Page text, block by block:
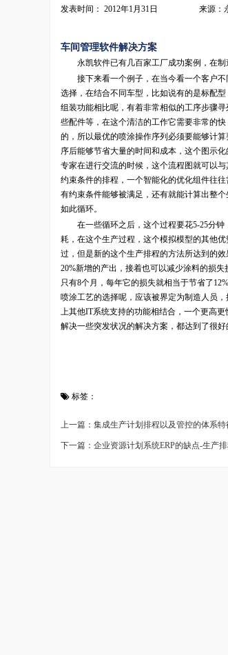
发表时间： 2012年1月31日 来源：永
车间管理软件解决方案
永凯软件已有几百家工厂成功案例，在制
接下来看一个例子，在当今看一个客户不
选择，在结合不同车型，比如说有的是标配
组装功能相比呢，有着非常相似的工序步骤
些配件等，在这个清洁的工作它需要非常的
的，所以最优的喷涂操作序列必须要能够计
序后能够节省大量的时间和成本，这个图示
专家在进行交流的时候，这个流程图就可以
约束条件的排程，一个智能化的优化组件往
有约束条件能够被满足，还有就能计算出整
如此循环。
在一些循环之后，这个过程要花5-25分钟
耗，在这个生产过程，这个模拟模型的其他
过，但是新的这个生产排程的方法所达到的
20%新增的产出，接着也可以减少涂料的损
只有8个月，每年它的损失就相当于节省了
喷涂工艺的选择呢，应该被界定为制造人员
上其他IT系统支持的功能相结合，一个更高
解决一些突发状况的解决方案，都达到了很好
标签：
上一篇：集成生产计划排程以及管控的体系特
下一篇：企业资源计划系统ERP的缺点-生产